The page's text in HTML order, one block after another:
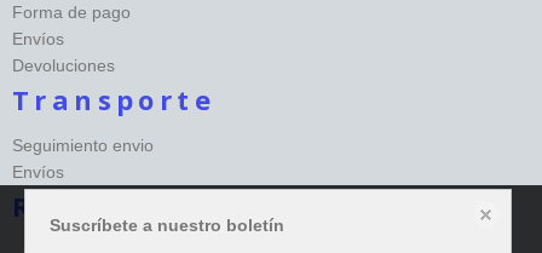
Forma de pago
Envíos
Devoluciones
Transporte
Seguimiento envio
Envíos
Redes sociales Happy
Este sitio web almacena datos como cookies para habilitar la funcionalidad
Suscríbete a nuestro boletín